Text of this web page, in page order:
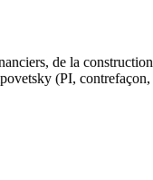
de la
(PI,